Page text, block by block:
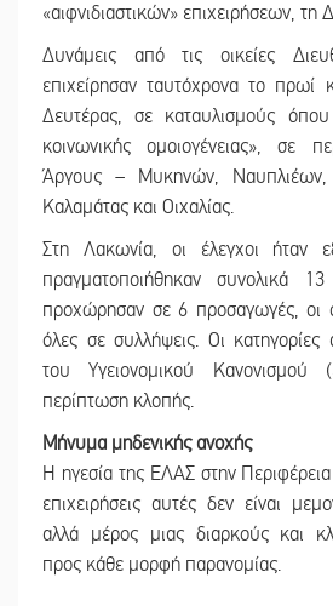
«αιφνιδιαστικών» επιχειρήσεων, τη
Δυνάμεις από τις οικείες
επιχείρησαν ταυτόχρονα το πρωί
Δευτέρας, σε καταυλισμούς
κοινωνικής ομοιογένειας», σε
Άργους – Μυκηνών, Ναυπλιέων,
Καλαμάτας και Οιχαλίας.
Στη Λακωνία, οι έλεγχοι ήταν
πραγματοποιήθηκαν συνολικά
προχώρησαν σε 6 προσαγωγές, οι
όλες σε συλλήψεις. Οι
του Υγειονομικού
περίπτωση κλοπής.
Μήνυμα μηδενικής ανοχής
Η ηγεσία της ΕΛΑΣ στην Περιφέρεια
επιχειρήσεις αυτές δεν είναι
αλλά μέρος μιας διαρκούς και
προς κάθε μορφή παρανομίας.